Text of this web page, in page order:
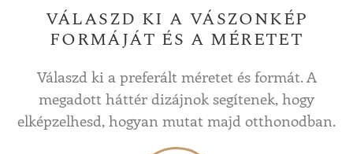
VÁLASZD KI A VÁSZONKÉP
FORMÁJÁT ÉS A MÉRETET
Válaszd ki a preferált méretet és formát. A
megadott háttér dizájnok segítenek, hogy
elképzelhesd, hogyan mutat majd otthonodban.